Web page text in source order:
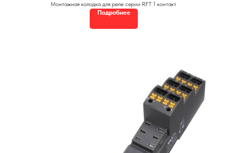
Монтажная колодка для реле серии RFT 1 контакт
Подробнее